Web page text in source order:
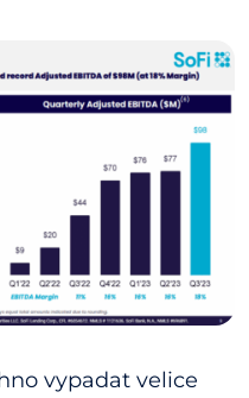
vypadat velice